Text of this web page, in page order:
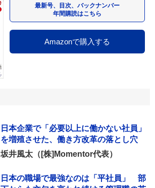
最新号、目次、バックナンバー
年間購読はこちら
Amazonで購入する
日本企業で「必要以上に働かない社員」
を増殖させた、働き方改革の落とし穴
坂井風太（[株]Momentor代表）
日本の職場で最強なのは「平社員」 部